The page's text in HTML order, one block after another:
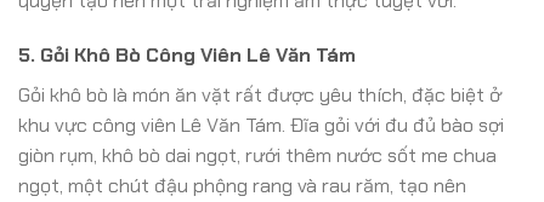
5. Gỏi Khô Bò Công Viên Lê Văn Tám
Gỏi khô bò là món ăn vặt rất được yêu thích, đặc biệt ở
khu vực công viên Lê Văn Tám. Đĩa gỏi với đu đủ bào sợi
giòn rụm, khô bò dai ngọt, rưới thêm nước sốt me chua
ngọt, một chút đậu phộng rang và rau răm, tạo nên